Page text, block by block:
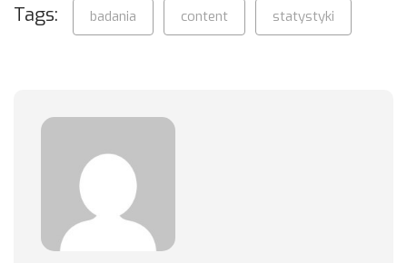
Tags: badania content statystyki